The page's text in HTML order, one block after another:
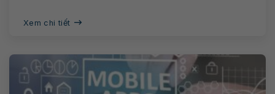
Xem chi tiết